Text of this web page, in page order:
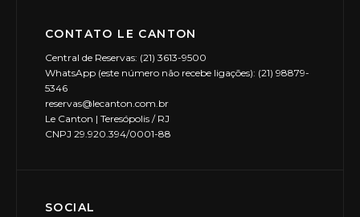
CONTATO LE CANTON
Central de Reservas: (21) 3613-9500
WhatsApp (este número não recebe ligações): (21) 98879-
5346
reservas@lecanton.com.br
Le Canton | Teresópolis / RJ
CNPJ 29.920.394/0001-88
SOCIAL